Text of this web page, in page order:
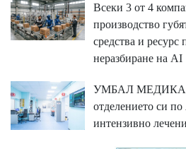
Всеки 3 от 4
производство
средства и ресурс
неразбиране на AI
УМБАЛ МЕДИКА
отделението си
интензивно